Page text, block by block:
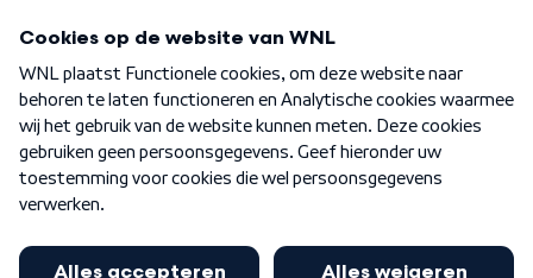
Nieuwsbrief
Word Lid